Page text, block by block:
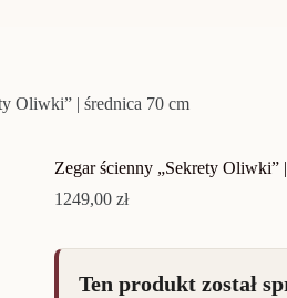
Oliwki” | średnica 70 cm
Zegar ścienny „Sekrety Oliwki”
1249,00 zł
Ten produkt został